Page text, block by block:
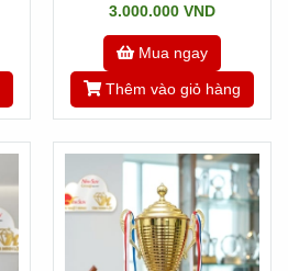
3.000.000 VND
Mua ngay
Thêm vào giỏ hàng